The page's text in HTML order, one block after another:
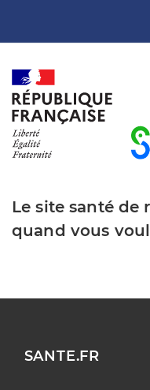
Le site santé de
quand vous
SANTE.FR